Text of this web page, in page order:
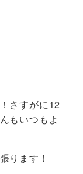
さすがに12
もいつもよ
ります！